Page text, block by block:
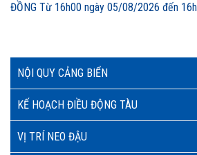
NỘI QUY CẢNG BIỂN
KẾ HOẠCH ĐIỀU ĐỘNG TÀU
VỊ TRÍ NEO ĐẬU
ĐỒNG Từ 16h00 ngày 05/08/2026 đến